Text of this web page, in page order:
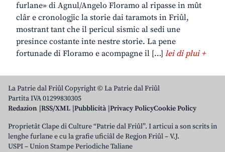
furlane» di Agnul/Angelo Floramo al ripasse in mût
clâr e cronologjic la storie dai taramots in Friûl,
mostrant tant che il pericul sismic al sedi une
presince costante inte nestre storie. La pene
fortunade di Floramo e acompagne il […] lei di plui +
La Patrie dal Friûl Copyright © La Patrie dal Friûl
Partita IVA 01299830305
Redazion RSS/XML Pubblicità Privacy PolicyCookie Policy
Proprietât Clape di Culture “Patrie dal Friûl”. I articui a son scrits in
lenghe furlane e cu la grafie uficiâl de Regjon Friûl – V.J.
USPI – Union Stampe Periodiche Taliane